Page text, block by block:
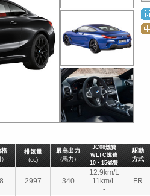
格
排気量
(cc)
最高出力
(馬力)
JC08燃費
WLTC燃費
10・15燃費
駆動
方式
2997 340
12.9km/L
11km/L
-
FR